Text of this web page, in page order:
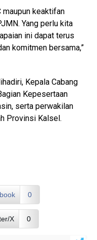
maupun keaktifan
Yang perlu kita
ini dapat terus
komitmen bersama,”
Kepala Cabang
Kepesertaan
serta perwakilan
Provinsi Kalsel.
0
X 0